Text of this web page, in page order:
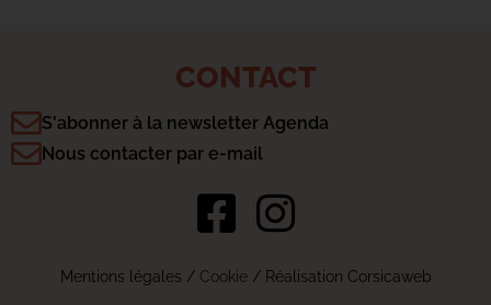
CONTACT
S'abonner à la newsletter Agenda
Nous contacter par e-mail
Mentions légales / Cookie/ Réalisation Corsicaweb